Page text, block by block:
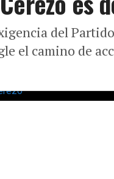
del
el camino de